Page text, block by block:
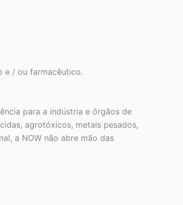
e / ou farmacêutico.
para a indústria e órgãos de
agrotóxicos, metais pesados,
a NOW não abre mão das